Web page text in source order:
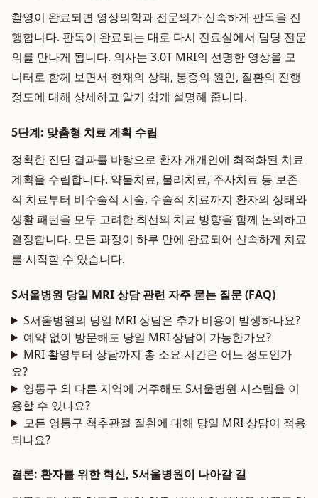
촬영이 완료되면 영상의학과 전문의가 신속하게 판독을 진
행합니다. 판독이 완료되는 대로 다시 진료실에서 담당 전문
의를 만나게 됩니다. 의사는 3.0T MRI의 선명한 영상을 모
니터로 함께 보면서 현재의 상태, 통증의 원인, 질환의 진행
정도에 대해 상세하고 알기 쉽게 설명해 줍니다.
5단계: 맞춤형 치료 계획 수립
정확한 진단 결과를 바탕으로 환자 개개인에 최적화된 치료
계획을 수립합니다. 약물치료, 물리치료, 주사치료 등 보존
적 치료부터 비수술적 시술, 수술적 치료까지 환자의 상태와
생활 패턴을 모두 고려한 최선의 치료 방향을 함께 논의하고
결정합니다. 모든 과정이 하루 만에 완료되어 신속하게 치료
를 시작할 수 있습니다.
S서울병원 당일 MRI 상담 관련 자주 묻는 질문 (FAQ)
S서울병원의 당일 MRI 상담은 추가 비용이 발생하나요?
예약 없이 방문해도 당일 MRI 상담이 가능한가요?
MRI 촬영부터 상담까지 총 소요 시간은 어느 정도인가
요?
영통구 외 다른 지역에 거주해도 S서울병원 시스템을 이
용할 수 있나요?
모든 영통구 척추관절 질환에 대해 당일 MRI 상담이 적용
되나요?
결론: 환자를 위한 혁신, S서울병원이 나아갈 길